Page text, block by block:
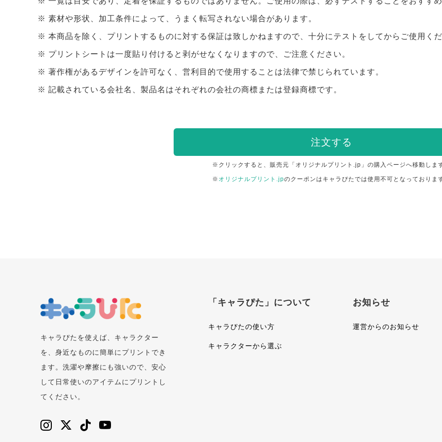
素材や形状、加工条件によって、うまく転写されない場合があります。
本商品を除く、プリントするものに対する保証は致しかねますので、十分にテストをしてからご使用くだ
プリントシートは一度貼り付けると剥がせなくなりますので、ご注意ください。
著作権があるデザインを許可なく、営利目的で使用することは法律で禁じられています。
記載されている会社名、製品名はそれぞれの会社の商標または登録商標です。
注文する
※クリックすると、販売元「オリジナルプリント.jp」の購入ページへ移動しま
※ オリジナルプリント.jpのクーポンはキャラぴたでは使用不可となっておりま
キャラぴたを使えば、キャラクター
を、身近なものに簡単にプリントでき
ます。洗濯や摩擦にも強いので、安心
して日常使いのアイテムにプリントし
てください。
「キャラぴた」について
キャラぴたの使い方
キャラクターから選ぶ
お知らせ
運営からのお知らせ